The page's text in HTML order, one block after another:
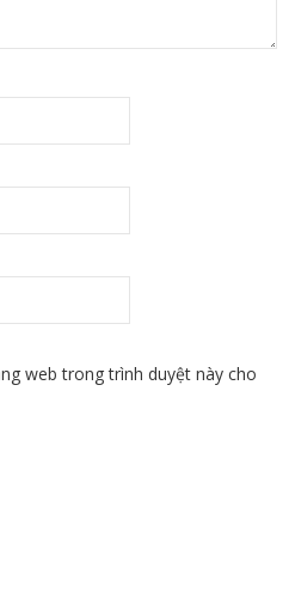
web trong trình duyệt này cho